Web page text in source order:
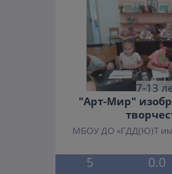
7-13
"Арт-Мир"
МБОУ ДО «ГДД(Ю)Т
5 0.0